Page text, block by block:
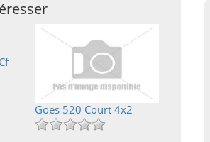
Cf
Goes 520 Court 4x2